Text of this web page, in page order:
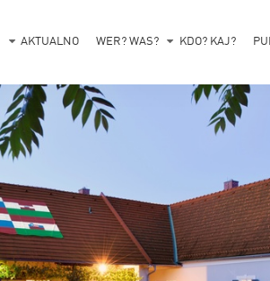
AKTUALNO WER? WAS? KDO? KAJ?